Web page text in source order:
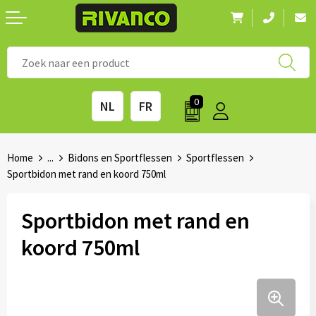
NL FR 0
Kantoorartikelen
Outdoor & vrije tijd
Technologie & Accessoires
◼ Eco-producten
◼ Survival gear
◼ Beurzen
◼ Feestdagen
Home ... Bidons en Sportflessen
Sportflessen
Sportbidon met rand en koord 750ml
Sportbidon met rand en
koord 750ml